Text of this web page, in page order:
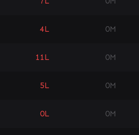
4L 0M
11L 0M
5L 0M
0L 0M